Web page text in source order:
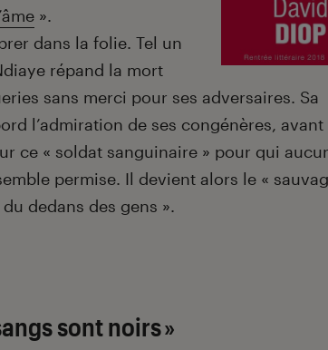
».
dans la folie. Tel un
répand la mort
sans merci pour ses adversaires. Sa
l’admiration de ses congénères, avant
ce « soldat sanguinaire » pour qui
permise. Il devient alors le «
dedans des gens ».
sont noirs »